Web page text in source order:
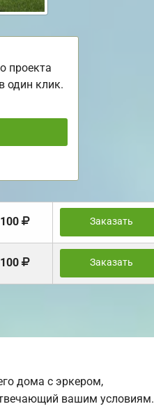
проекта
один клик.
Заказать
Заказать
дома с эркером,
вашим условиям.